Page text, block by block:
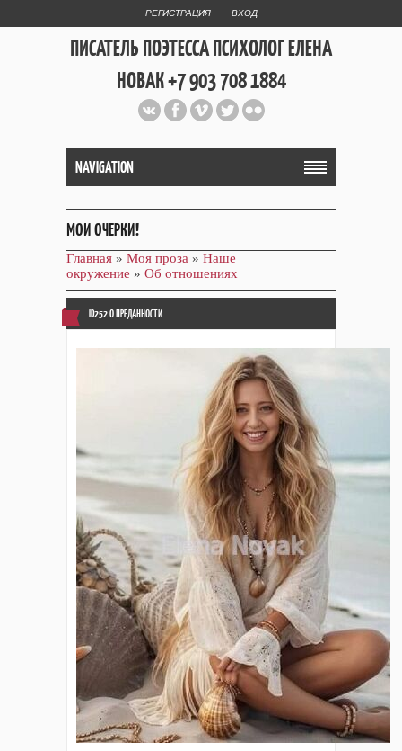
РЕГИСТРАЦИЯ ВХОД
ПИСАТЕЛЬ ПОЭТЕССА ПСИХОЛОГ ЕЛЕНА
НОВАК +7 903 708 1884
Официальный сайт репетитора
и Web Дизайнера Елены Новак
NAVIGATION
МОИ ОЧЕРКИ!
Главная » Моя проза » Наше
окружение » Об отношениях
ID252 О ПРЕДАННОСТИ